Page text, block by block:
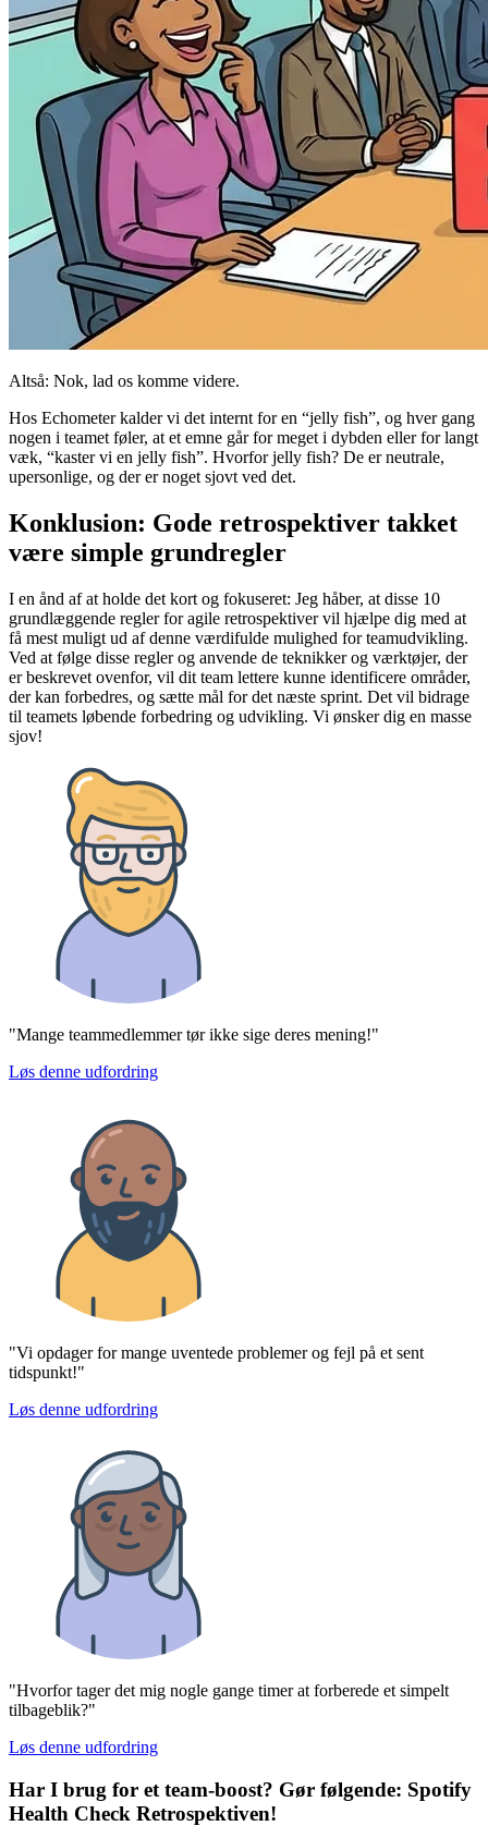
Altså: Nok, lad os komme videre.
Hos Echometer kalder vi det internt for en “jelly fish”, og hver gang
nogen i teamet føler, at et emne går for meget i dybden eller for langt
væk, “kaster vi en jelly fish”. Hvorfor jelly fish? De er neutrale,
upersonlige, og der er noget sjovt ved det.
Konklusion: Gode retrospektiver takket
være simple grundregler
I en ånd af at holde det kort og fokuseret: Jeg håber, at disse 10
grundlæggende regler for agile retrospektiver vil hjælpe dig med at
få mest muligt ud af denne værdifulde mulighed for teamudvikling.
Ved at følge disse regler og anvende de teknikker og værktøjer, der
er beskrevet ovenfor, vil dit team lettere kunne identificere områder,
der kan forbedres, og sætte mål for det næste sprint. Det vil bidrage
til teamets løbende forbedring og udvikling. Vi ønsker dig en masse
sjov!
"Mange teammedlemmer tør ikke sige deres mening!"
Løs denne udfordring
"Vi opdager for mange uventede problemer og fejl på et sent
tidspunkt!"
Løs denne udfordring
"Hvorfor tager det mig nogle gange timer at forberede et simpelt
tilbageblik?"
Løs denne udfordring
Har I brug for et team-boost? Gør følgende: Spotify
Health Check Retrospektiven!